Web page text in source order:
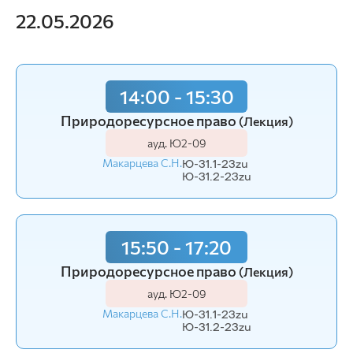
22.05.2026
14:00 - 15:30
Природоресурсное право (Лекция)
ауд. Ю2-09
Макарцева С.Н.Ю-31.1-23zu
Ю-31.2-23zu
15:50 - 17:20
Природоресурсное право (Лекция)
ауд. Ю2-09
Макарцева С.Н.Ю-31.1-23zu
Ю-31.2-23zu